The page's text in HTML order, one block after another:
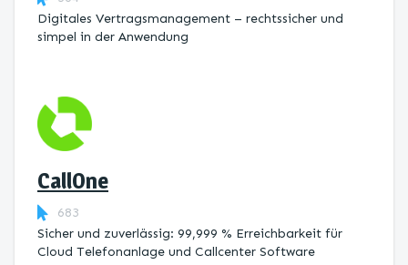
Digitales Vertragsmanagement – rechtssicher und
simpel in der Anwendung
CallOne
683
Sicher und zuverlässig: 99,999 % Erreichbarkeit für
Cloud Telefonanlage und Callcenter Software